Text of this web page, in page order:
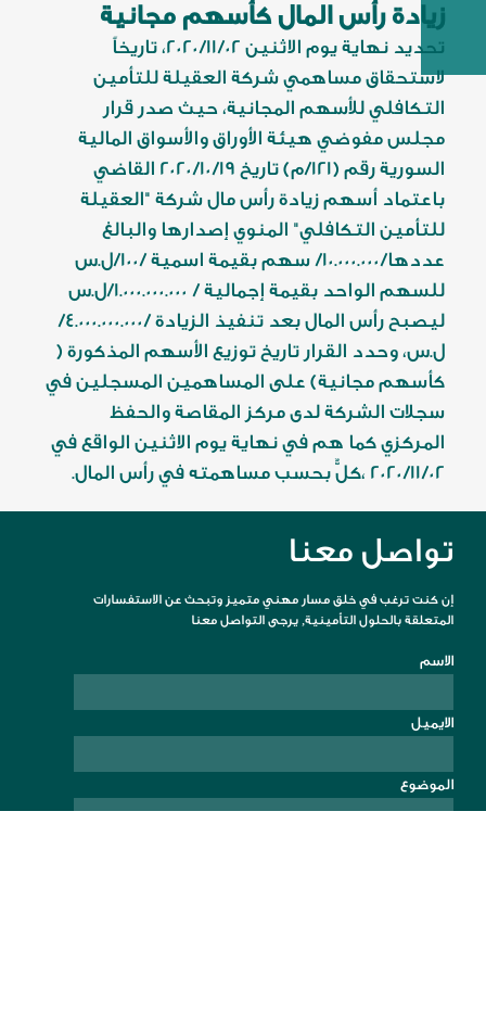
زيادة رأس المال كأسهم مجانية
تحديد نهاية يوم الاثنين 2020/11/02، تاريخاً
لاستحقاق مساهمي شركة العقيلة للتأمين
التكافلي للأسهم المجانية، حيث صدر قرار
مجلس مفوضي هيئة الأوراق والأسواق المالية
السورية رقم (121/م) تاريخ 2020/10/19 القاضي
باعتماد أسهم زيادة رأس مال شركة "العقيلة
للتأمين التكافلي" المنوي إصدارها والبالغ
عددها/10.000.000/ سهم بقيمة اسمية /100/ل.س
للسهم الواحد بقيمة إجمالية / 1.000.000.000/ل.س
ليصبح رأس المال بعد تنفيذ الزيادة /4.000.000.000/
ل.س، وحدد القرار تاريخ توزيع الأسهم المذكورة (
كأسهم مجانية) على المساهمين المسجلين في
سجلات الشركة لدى مركز المقاصة والحفظ
المركزي كما هم في نهاية يوم الاثنين الواقع في
2020/11/02 ،كلٌّ بحسب مساهمته في رأس المال.
تواصل معنا
إن كنت ترغب في خلق مسار مهني متميز وتبحث عن الاستفسارات
المتعلقة بالحلول التأمينية, يرجى التواصل معنا
الاسم
الايميل
الموضوع